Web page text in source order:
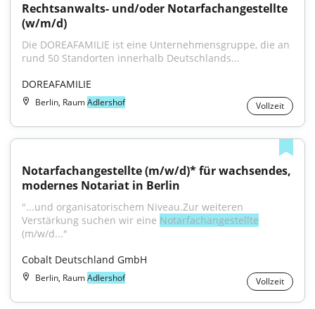
Rechtsanwalts- und/oder Notarfachangestellte
(w/m/d)
Die DOREAFAMILIE ist eine Unternehmensgruppe, die an
rund 50 Standorten innerhalb Deutschlands...
DOREAFAMILIE
Berlin, RaumAdlershof Vollzeit
Notarfachangestellte (m/w/d)* für wachsendes,
modernes Notariat in Berlin
"...und organisatorischem Niveau.Zur weiteren
Verstärkung suchen wir eine Notarfachangestellte
(m/w/d..."
Cobalt Deutschland GmbH
Berlin, RaumAdlershof Vollzeit